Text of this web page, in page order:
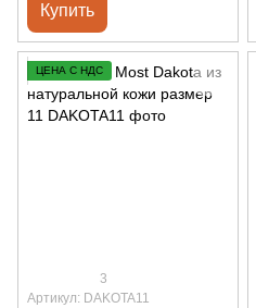
Купить
ЦЕНА С НДС
3
Артикул: DAKOTA11